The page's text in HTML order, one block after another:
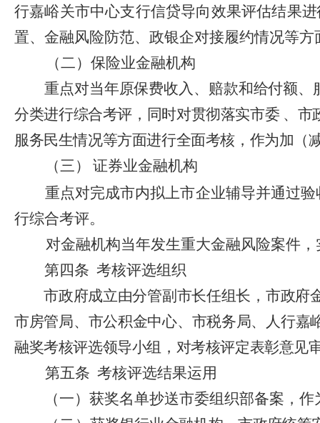
行嘉峪关市中心支行信贷导向效果评估结果进
置、金融风险防范、政银企对接履约情况等
（二）保险业金融机构
重点对当年原保费收入、赔款和给付额、
分类进行综合考评，同时对贯彻落实市委 、市
服务民生情况等方面进行全面考核，作为加（
（三）
证券业金融机构
重点对完成市内拟上市企业辅导并通过
行综合考评。
对金融机构当年发生重大金融风险案件
第四条 考核评选组织
市政府成立由分管副市长任组长，市政府
市房管局、市公积金中心、 市税务局、
人行嘉
融奖考核评选领导小组，对考核评定表彰意见
第五条 考核评选结果运用
（一）获奖名单抄送市委组织部备案，